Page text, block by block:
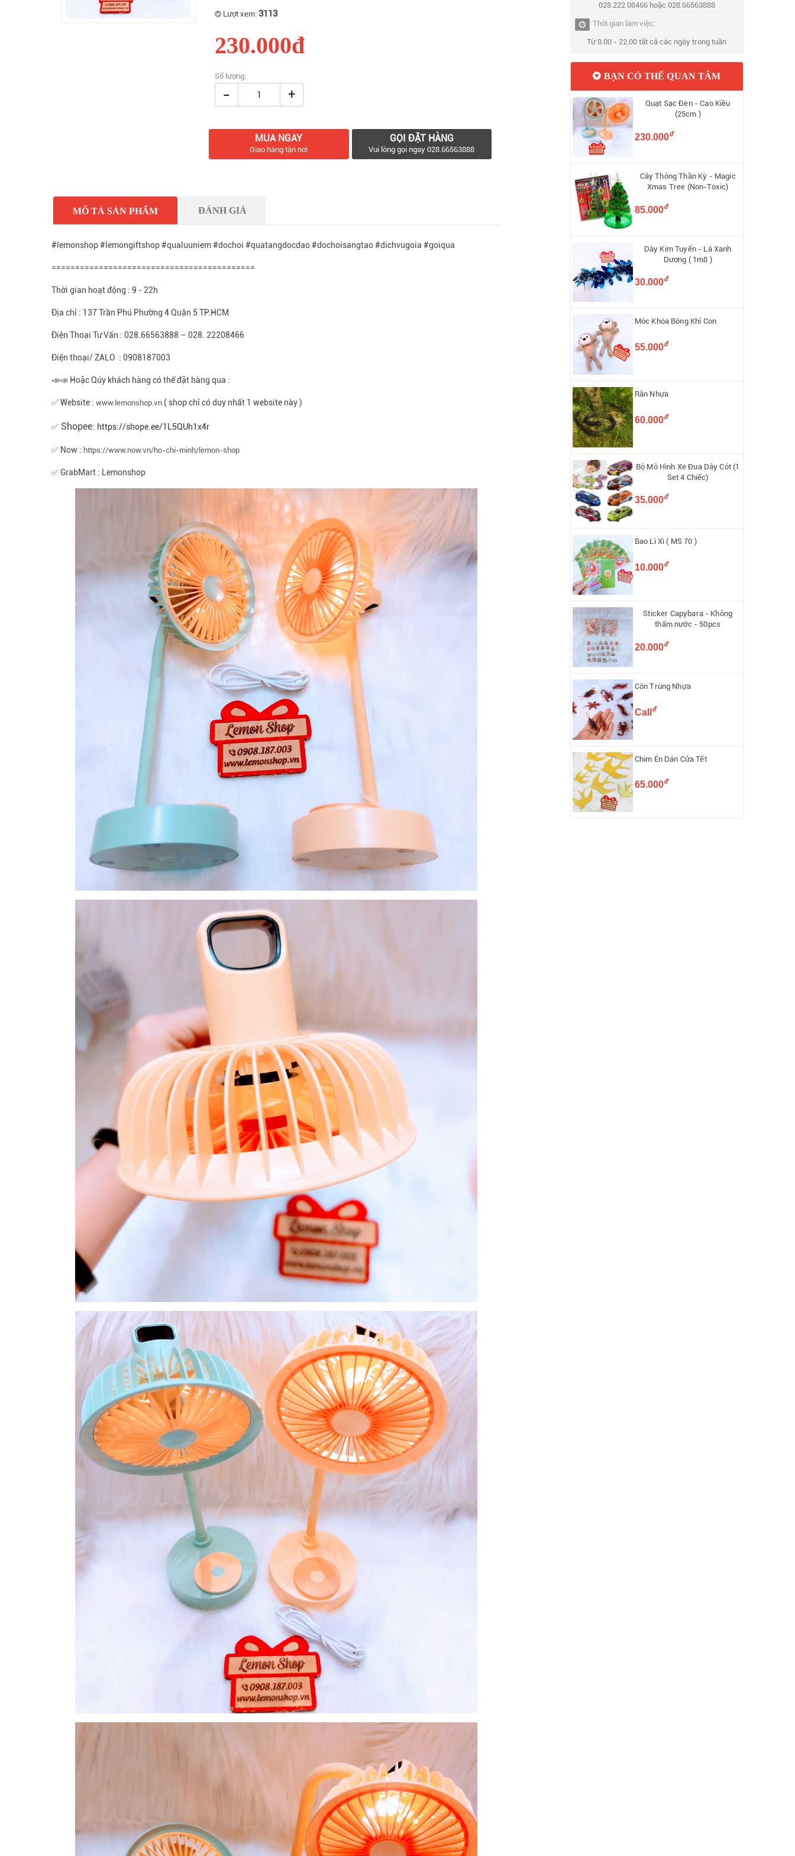
Lượt xem: 3113
230.000đ
Số lượng:
- +
MUA NGAY
Giao hàng tận nơi
GỌI ĐẶT HÀNG
Vui lòng gọi ngay 028.66563888
MÔ TẢ SẢN PHẨM ĐÁNH GIÁ
#lemonshop #lemongiftshop #qualuuniem #dochoi #quatangdocdao #dochoisangtao #dichvugoia #goiqua
===========================================
Thời gian hoạt động : 9 - 22h
Địa chỉ : 137 Trần Phú Phường 4 Quận 5 TP.HCM
Điện Thoại Tư Vấn : 028.66563888 – 028. 22208466
Điện thoại/ ZALO : 0908187003
📣📣 Hoặc Qúy khách hàng có thể đặt hàng qua :
✅ Website :www.lemonshop.vn ( shop chỉ có duy nhất 1 website này )
✅ Shopee: https://shope.ee/1L5QUh1x4r
✅ Now : https://www.now.vn/ho-chi-minh/lemon-shop
✅ GrabMart : Lemonshop
028.222 08466 hoặc 028.66563888
Thời gian làm việc:
Từ 8.00 - 22.00 tất cả các ngày trong tuần
BẠN CÓ THỂ QUAN TÂM
Quạt Sạc Đèn - Cao Kiều
(25cm )
230.000đ
Cây Thông Thần Kỳ - Magic
Xmas Tree (Non-Toxic)
85.000đ
Dây Kim Tuyến - Lá Xanh
Dương ( 1m8 )
30.000đ
Móc Khóa Bông Khỉ Con
55.000đ
Rắn Nhựa
60.000đ
Bộ Mô Hình Xe Đua Dây Cót (1
Set 4 Chiếc)
35.000đ
Bao Lì Xì ( MS 70 )
10.000đ
Sticker Capybara - Không
thấm nước - 50pcs
20.000đ
Côn Trùng Nhựa
Call đ
Chim Én Dán Cửa Tết
65.000đ